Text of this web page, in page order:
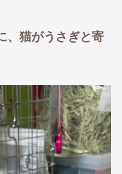
、猫がうさぎと寄